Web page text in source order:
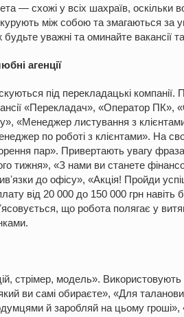
— схожі у всіх шахраїв, оскільки
між собою та змагаються за
будьте уважні та оминайте вакансії
агенції
під перекладацькі компанії.
«Перекладач», «Оператор ПК»,
«Менеджер листування з
по роботі з клієнтами». На
пар». Привертають увагу
тижня», «З нами ви станете
до офісу», «Акція! Пройди
від 20 000 до 150 000 грн навіть
що робота полягає у
стрімер, модель».
ви самі обираєте», «Для
й заробляй на цьому